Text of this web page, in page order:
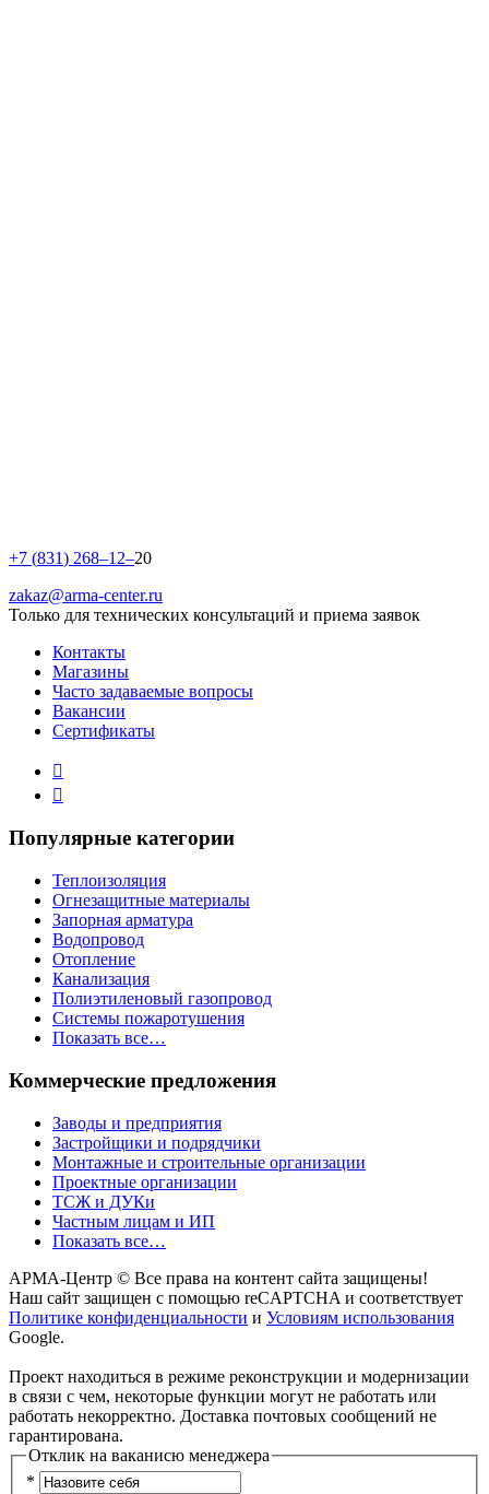
+7 (831) 268–1 2–20
zakaz@arma-center.ru
Только для технических консультаций и приема заявок
Контакты
Магазины
Часто задаваемые вопросы
Вакансии
Сертификаты
Популярные категории
Теплоизоляция
Огнезащитные материалы
Запорная арматура
Водопровод
Отопление
Канализация
Полиэтиленовый газопровод
Системы пожаротушения
Показать все…
Коммерческие предложения
Заводы и предприятия
Застройщики и подрядчики
Монтажные и строительные организации
Проектные организации
ТСЖ и ДУКи
Частным лицам и ИП
Показать все…
АРМА-Центр ©️ Все права на контент сайта защищены!
Наш сайт защищен с помощью reCAPTCHA и соответствует
Политике конфиденциальности и Условиям использования
Google.
Проект находиться в режиме реконструкции и модернизации
в связи с чем, некоторые функции могут не работать или
работать некорректно. Доставка почтовых сообщений не
гарантирована.
Отклик на ваканисю менеджера
*